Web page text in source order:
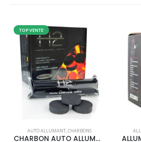
TOP VENTE
AUTO ALLUMANT, CHARBONS
CHARBON AUTO ALLUMANT H2